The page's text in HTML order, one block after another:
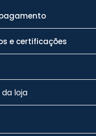
e certificações
loja